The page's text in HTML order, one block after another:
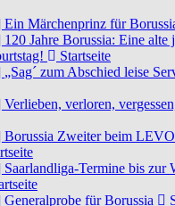
Ein Märchenprinz für
120 Jahre Borussia: Eine alte
Startseite
„Sag´ zum Abschied leise
Verlieben, verloren,
Borussia Zweiter beim
Saarlandliga-Termine bis zur
Generalprobe für Borussia